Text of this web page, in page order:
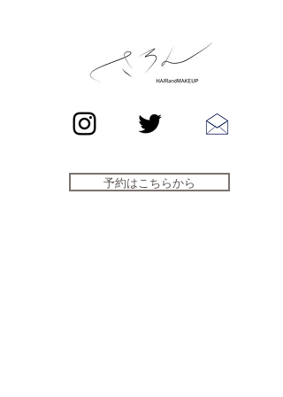
予約はこちらから